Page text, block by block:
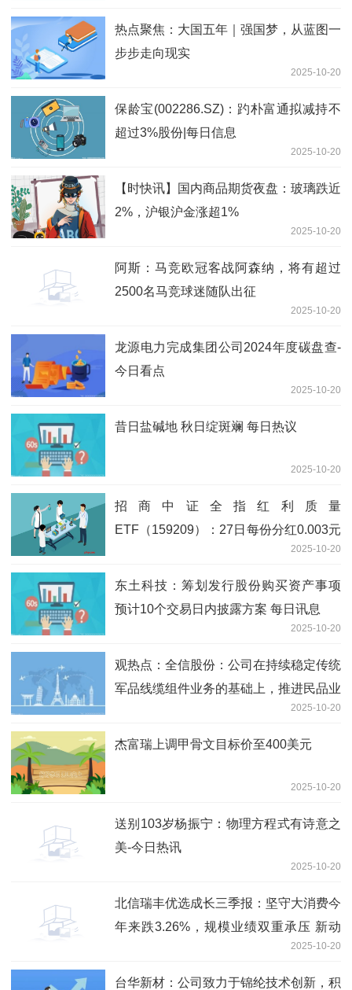
热点聚焦：大国五年｜强国梦，从蓝图一
步步走向现实
2025-10-20
保龄宝(002286.SZ)：趵朴富通拟减持不
超过3%股份|每日信息
2025-10-20
【时快讯】国内商品期货夜盘：玻璃跌近
2%，沪银沪金涨超1%
2025-10-20
阿斯：马竞欧冠客战阿森纳，将有超过
2500名马竞球迷随队出征
2025-10-20
龙源电力完成集团公司2024年度碳盘查-
今日看点
2025-10-20
昔日盐碱地 秋日绽斑斓 每日热议
2025-10-20
招商中证全指红利质量
ETF（159209）：27日每份分红0.003元
2025-10-20
东土科技：筹划发行股份购买资产事项
预计10个交易日内披露方案 每日讯息
2025-10-20
观热点：全信股份：公司在持续稳定传统
军品线缆组件业务的基础上，推进民品业
务市场，同时依托在FC网络上的优势，
积极推进网络与计算集成领域解决方案
2025-10-20
杰富瑞上调甲骨文目标价至400美元
2025-10-20
送别103岁杨振宁：物理方程式有诗意之
美-今日热讯
2025-10-20
北信瑞丰优选成长三季报：坚守大消费今
年来跌3.26%，规模业绩双重承压 新动
2025-10-20
台华新材：公司致力于锦纶技术创新，积